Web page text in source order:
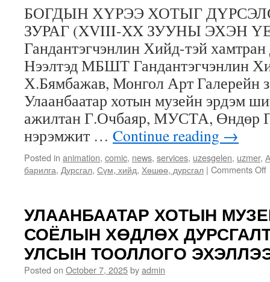
БОГДЫН ХҮРЭЭ ХОТЫГ
ЗУРАГ (XVIII-XX ЗУУНЫ ЭХЭН ҮЕ)
Гандантэгчэнлин Хийд-тэй хамтран
Нээлтэд МБШТ Гандантэгчэнлин
Х.Бямбажав, Монгол Арт Галерейн
Улаанбаатар хотын музейн эрдэм
ажилтан Г.Очбаяр, МУСТА, Өндөр
нэрэмжит … Continue reading →
Posted in animation, comic, news, services, uzesgelen, uzmer,
барилга, Дурсгал, Сүм, хийд, Хөшөө, дурсгал | Comments Off
УЛААНБААТАР ХОТЫН
СОЁЛЫН ХӨДЛӨХ
УЛСЫН ТООЛЛОГО
Posted on October 7, 2025byadmin